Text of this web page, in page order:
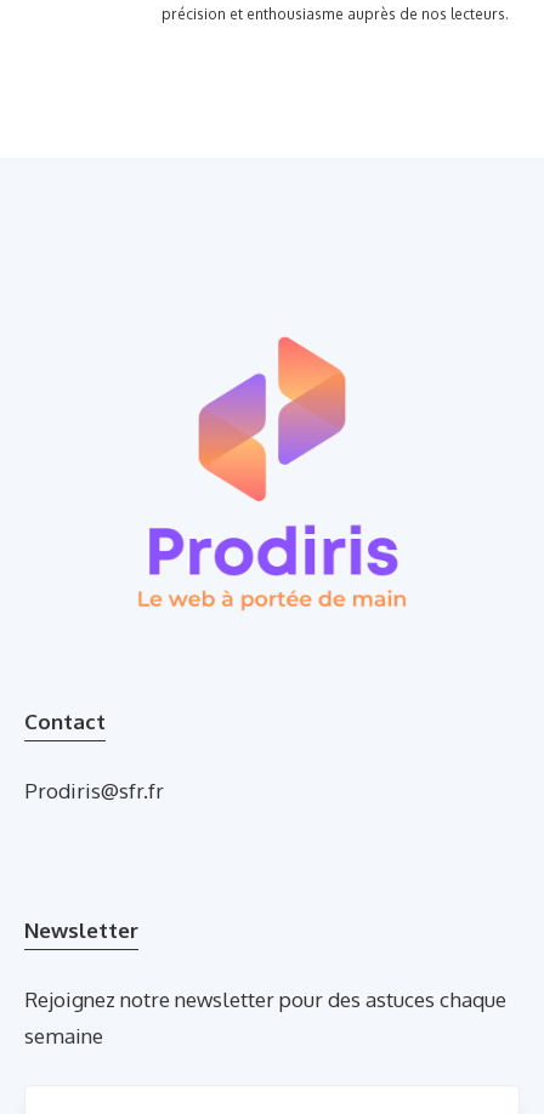
précision et enthousiasme auprès de nos lecteurs.
Contact
Prodiris@sfr.fr
Newsletter
Rejoignez notre newsletter pour des astuces chaque
semaine